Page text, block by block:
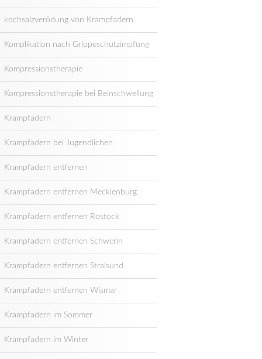
kochsalzverödung von Krampfadern
Komplikation nach Grippeschutzimpfung
Kompressionstherapie
Kompressionstherapie bei Beinschwellung
Krampfadern
Krampfadern bei Jugendlichen
Krampfadern entfernen
Krampfadern entfernen Mecklenburg
Krampfadern entfernen Rostock
Krampfadern entfernen Schwerin
Krampfadern entfernen Stralsund
Krampfadern entfernen Wismar
Krampfadern im Sommer
Krampfadern im Winter